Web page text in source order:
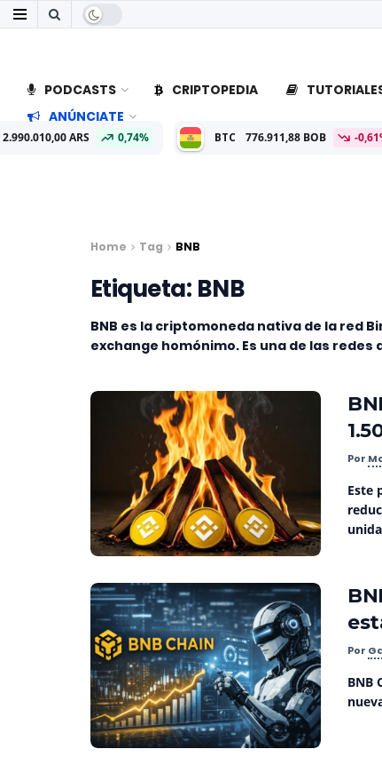
PODCASTS CRIPTOPEDIA
ANÚNCIATE
0,74% BTC 776.911,88 BOB -0,61% ETH
Home Tag BNB
Etiqueta: BNB
BNB es la criptomoneda nativa de la red
exchange homónimo. Es una de las
Por
Este
Por
BNB